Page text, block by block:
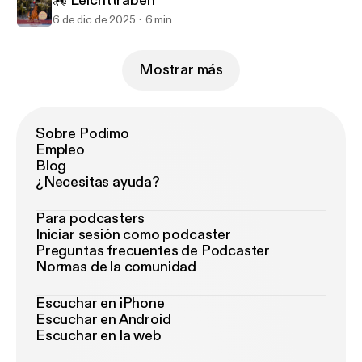
6 de dic de 2025 6 min
Mostrar más
Sobre Podimo
Empleo
Blog
¿Necesitas ayuda?
Para podcasters
Iniciar sesión como podcaster
Preguntas frecuentes de Podcaster
Normas de la comunidad
Escuchar en iPhone
Escuchar en Android
Escuchar en la web